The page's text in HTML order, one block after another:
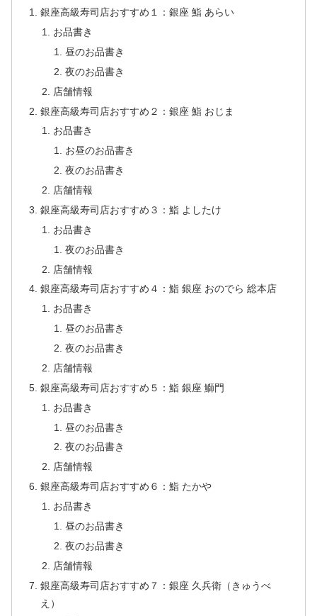
銀座高級寿司店おすすめ１：銀座 鮨 あらい
お品書き
昼のお品書き
夜のお品書き
店舗情報
銀座高級寿司店おすすめ２：銀座 鮨 おじま
お品書き
お昼のお品書き
夜のお品書き
店舗情報
銀座高級寿司店おすすめ３：鮨 よしたけ
お品書き
夜のお品書き
店舗情報
銀座高級寿司店おすすめ４：鮨 銀座 おのでら 総本店
お品書き
昼のお品書き
夜のお品書き
店舗情報
銀座高級寿司店おすすめ５：鮨 銀座 鰤門
お品書き
昼のお品書き
夜のお品書き
店舗情報
銀座高級寿司店おすすめ６：鮨 たかや
お品書き
昼のお品書き
夜のお品書き
店舗情報
銀座高級寿司店おすすめ７：銀座 久兵衛（きゅうべ
え）